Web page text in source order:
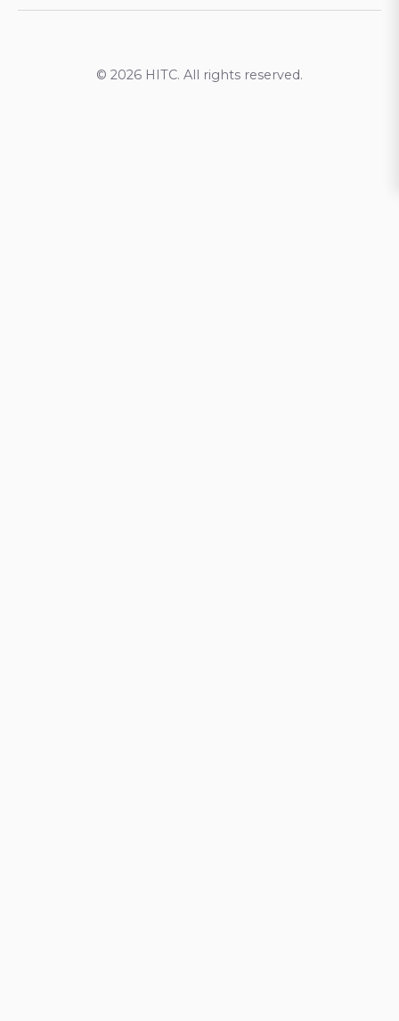
© 2026 HITC. All rights reserved.